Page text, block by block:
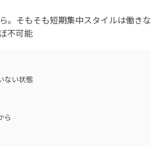
。そもそも短期集中スタイルは働きな
不可能
ない状態
ら